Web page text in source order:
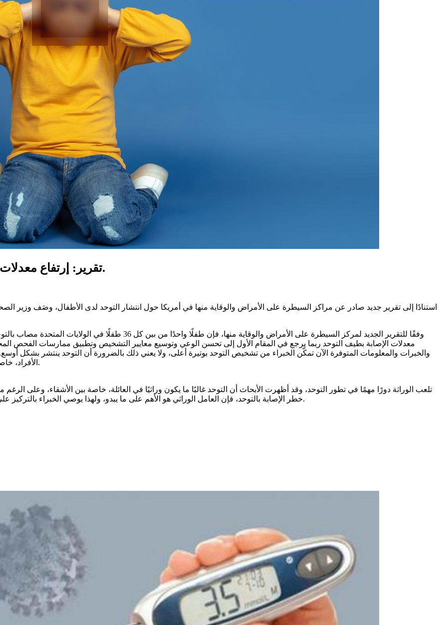
تقرير: إرتفاع معدلات الإصابة بطيف التوحد حول العالم ينذر بالخطر.
استنادًا إلى تقرير جديد صادر عن مراكز السيطرة على الأمراض والوقاية منها في أمريكا حول انتشار التوحد لدى الأطفال، وصَف وزير
معدلات الإصابة بطيف التوحد ربما يرجع في المقام الأول إلى تحسن الوعي وتوسيع معايير التشخيص وتطبيق ممارسات الفحص
والخبرات والمعلومات المتوفرة الآن تمكّن الخبراء من تشخيص التوحد بوتيرة أعلى، ولا يعني ذلك بالضرورة أن التوحد ينتشر بشكل
الأفراد، خاصة أولئك الذين يعانون من أعراض أكثر اعتدالاً، بإصابتهم بمرض بالتوحد.
تلعب الوراثة دورًا مهمًا في تطور التوحد، وقد أظهرت الأبحاث أن التوحد غالبًا ما يكون وراثيًا في العائلة، خاصة بين الأشقاء، وعلى
خطر الإصابة بالتوحد، فإن العامل الوراثي هو الأهم على ما يبدو، ولهذا يوصي الخبراء بالتركيز على الاكتشاف المبكر والدعم بدلاً من التكهنات حول المحفزات الخارجية.